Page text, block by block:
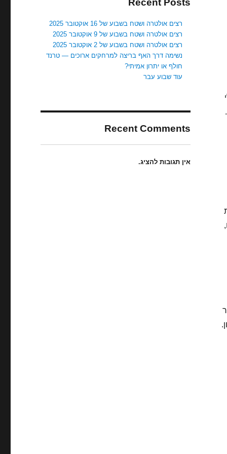
Recent Posts
רצים אולטרה ושטח בשבוע של 16 אוקטובר 2025
רצים אולטרה ושטח בשבוע של 9 אוקטובר 2025
רצים אולטרה ושטח בשבוע של 2 אוקטובר 2025
נשימה דרך האף בריצה למרחקים ארוכים — טרנד
חולף או יתרון אמיתי?
עוד שבוע עבר
Recent Comments
אין תגובות להציג.